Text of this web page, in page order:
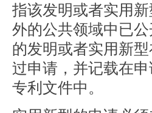
指该发明或者实用
外的公共领域中已
的发明或者实用新
过申请，并记载在
专利文件中。